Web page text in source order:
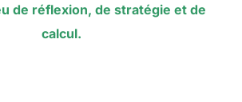
de réflexion, de stratégie et de
calcul.